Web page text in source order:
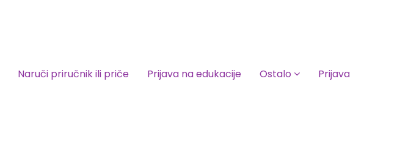
Naruči priručnik ili priče Prijava na edukacije Ostalo Prijava